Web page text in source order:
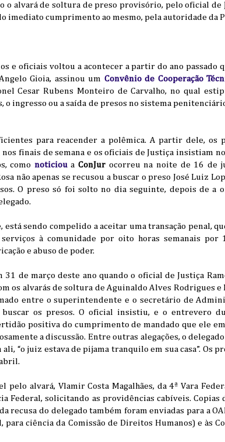
o alvará de soltura de preso provisório, pelo oficial de
imediato cumprimento ao mesmo, pela autoridade da
e oficiais voltou a acontecer a partir do ano passado
Gioia, assinou um Convênio de Cooperação
Cesar Rubens Monteiro de Carvalho, no qual
o ingresso ou a saída de presos no sistema
para reacender a polêmica. A partir dele, os
finais de semana e os oficiais de Justiça insistiam
como noticiou aConJur ocorreu na noite de 16 de
não apenas se recusou a buscar o preso José Luiz
O preso só foi solto no dia seguinte, depois de a
sendo compelido a aceitar uma transação penal,
à comunidade por oito horas semanais por
e abuso de poder.
de março deste ano quando o oficial de Justiça
os alvarás de soltura de Aguinaldo Alves Rodrigues
entre o superintendente e o secretário de
buscar os presos. O oficial insistiu, e o entrevero
positiva do cumprimento de mandado que ele
a discussão. Entre outras alegações, o
“o juiz estava de pijama tranquilo em sua casa”. Os
alvará, Vlamir Costa Magalhães, da 4ª Vara
Federal, solicitando as providências cabíveis. Copias
recusa do delegado também foram enviadas para a
ciência da Comissão de Direitos Humanos) e às